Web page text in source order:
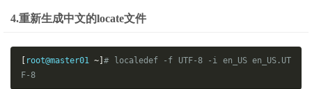
4.重新生成中文的locate文件
[ root@master01 ~]# localedef -f UTF-8 -i en_US en_US.UT
F-8